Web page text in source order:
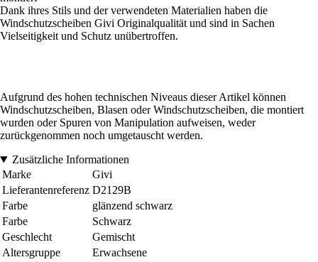
Dank ihres Stils und der verwendeten Materialien haben die
Windschutzscheiben Givi Originalqualität und sind in Sachen
Vielseitigkeit und Schutz unübertroffen.
Aufgrund des hohen technischen Niveaus dieser Artikel können
Windschutzscheiben, Blasen oder Windschutzscheiben, die montiert
wurden oder Spuren von Manipulation aufweisen, weder
zurückgenommen noch umgetauscht werden.
Zusätzliche Informationen
Marke
Givi
Lieferantenreferenz D2129B
Farbe
glänzend schwarz
Farbe
Schwarz
Geschlecht
Gemischt
Altersgruppe
Erwachsene